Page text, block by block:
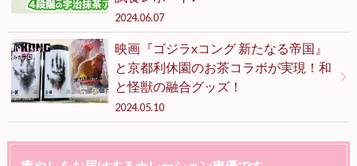
2024.06.07
映画『ゴジラxコング 新たなる帝国』
と京都利休園のお茶コラボが実現！和
と怪獣の融合グッズ！
2024.05.10